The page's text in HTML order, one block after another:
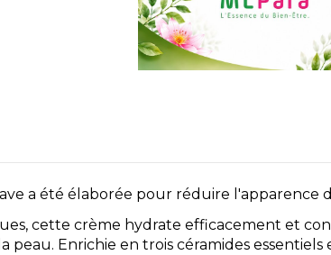
a été élaborée pour réduire l'apparence
cette crème hydrate efficacement et
Enrichie en trois céramides